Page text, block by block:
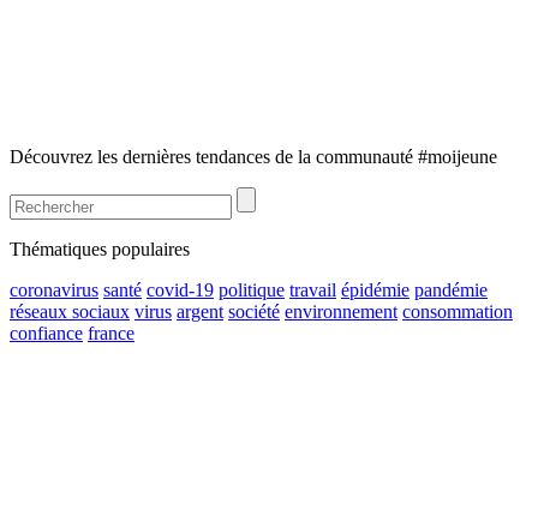
Découvrez les dernières tendances de la communauté #moijeune
Thématiques populaires
coronavirus santé covid-19 politique travail épidémie pandémie
réseaux sociaux virus argent société environnement consommation
confiance france